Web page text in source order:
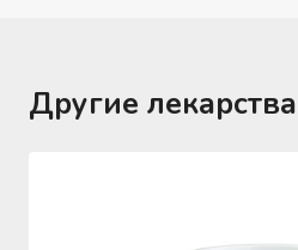
Другие лекарства